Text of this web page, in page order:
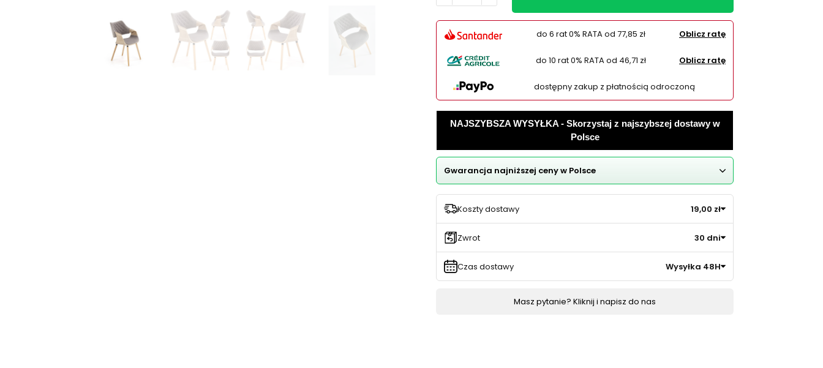
do 6 rat 0% RATA od 77,85 zł Oblicz ratę
do 10 rat 0% RATA od 46,71 zł Oblicz ratę
dostępny zakup z płatnością odroczoną
NAJSZYBSZA WYSYŁKA - Skorzystaj z najszybszej dostawy w
Polsce
Gwarancja najniższej ceny w Polsce
Koszty dostawy 19,00 zł
Zwrot 30 dni
Czas dostawy Wysyłka 48H
Masz pytanie? Kliknij i napisz do nas